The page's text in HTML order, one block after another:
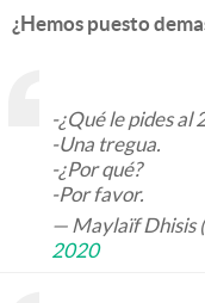
¿Hemos puesto
-¿Qué le pides al
-Una tregua.
-¿Por qué?
-Por favor.
— Maylaïf Dhisis
2020